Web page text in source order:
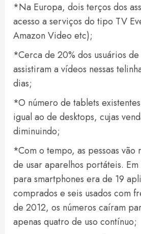
*Na Europa, dois terços dos
acesso a serviços do tipo TV
Amazon Video etc);
*Cerca de 20% dos usuários
assistiram a vídeos nessas
dias;
*O número de tablets
igual ao de desktops, cujas
diminuindo;
*Com o tempo, as pessoas vão
de usar aparelhos portáteis.
para smartphones era de 19
comprados e seis usados com
de 2012, os números caíram
apenas quatro de uso contínuo;